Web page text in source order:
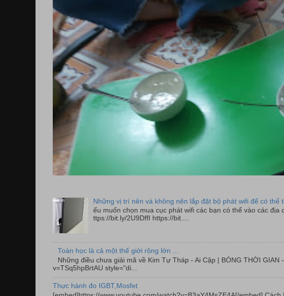
Những vị trí nên và không nên lắp đặt bộ phát wifi để có
ếu muốn chọn mua cục phát wifi các bạn có thể vào các
ttps://bit.ly/2U9DffI https://bit....
Toán học là cả một thế giới rộng lớn ...
Những điều chưa giải mã về Kim Tự Tháp - Ai Cập | BÓNG THỜI
v=TSq5hpBrtAU style="di...
Thực hành đo IGBT,Mosfet